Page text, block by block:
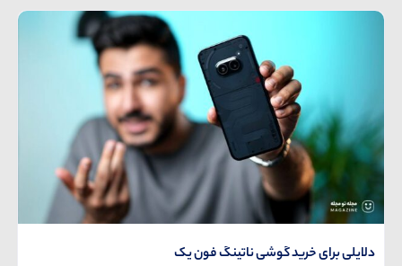
دلایلی برای خرید گوشی ناتینگ فون یک